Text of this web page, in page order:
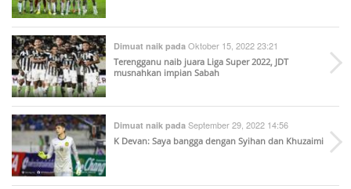
Dimuat naik pada Oktober 15, 2022 23:21
Terengganu naib juara Liga Super 2022, JDT
musnahkan impian Sabah
Dimuat naik pada September 29, 2022 14:56
K Devan: Saya bangga dengan Syihan dan Khuzaimi